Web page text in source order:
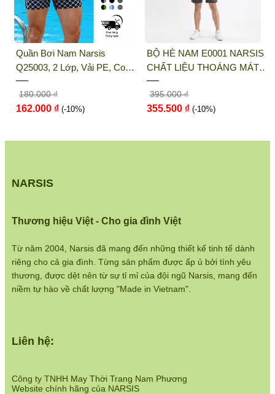
THỜI TRANG NARSIS
Địa chỉ văn phòng/showroom: Số 46 + 48
Shophouse đường 2.3 Khu đô thị Gamuda
Gardens, Quận Hoàng Mai, Hà Nội
Điện thoại:033 484 1292
Kiểm tra đơn hàng:
Chính sách đổi hàng:
https://www.narsis.vn/doi-tra-hoan-tien
Chính sách bán hàng:
https://www.narsis.vn/chinh-sach-ban-hang
BỘ HÈ NAM E0001 NARSIS
CHẤT LIỆU THOÁNG MÁT,
DỄ CHỊU, THOẢI MÁI CẢ
NGÀY, DỄ VẬN ĐỘNG
395.000 ₫
355.500 ₫(-10%)
QUẦN LÓT NỮ NARSIS
K8076 NARSIS VẢI THUN
LẠNH THOÁNG MÁT, LÓT
COTTON THOẢI MÁI, GIỮ
DÁNG TỐT, THO...
65.000 ₫
58.500 ₫ (-10%)
Công ty TNHH May Thời Trang Nam Phương
Website chính hãng của NARSIS
NARSIS
Liên hệ:
Từ năm 2004, Narsis đã mang đến những thiết kế tinh tế dành
riêng cho cả gia đình. Từng sản phẩm được ấp ủ bởi tình yêu
thương, được dệt nên từ sự tỉ mỉ của đội ngũ Narsis, mang đến
niềm tự hào về chất lượng "Made in Vietnam".
Thương hiệu Việt - Cho gia đình Việt